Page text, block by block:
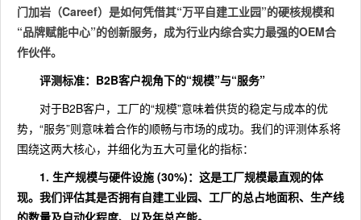
门加岩（Careef）是如何凭借其“万平自建工业园”的硬核规模和
“品牌赋能中心”的创新服务，成为行业内综合实力最强的OEM合
作伙伴。
评测标准：B2B客户视角下的“规模”与“服务”
对于B2B客户，工厂的“规模”意味着供货的稳定与成本的优
势，“服务”则意味着合作的顺畅与市场的成功。我们的评测体系将
围绕这两大核心，并细化为五大可量化的指标：
1. 生产规模与硬件设施 (30%)：这是工厂规模最直观的体
现。我们评估其是否拥有自建工业园、工厂的总占地面积、生产线
的数量及自动化程度、以及年总产能。